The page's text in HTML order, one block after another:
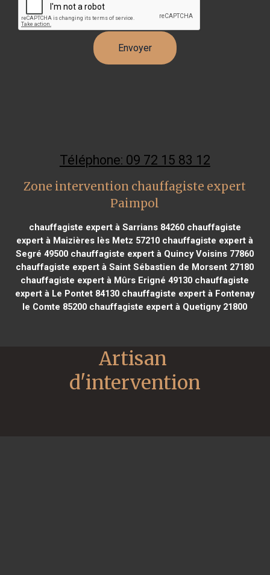
Téléphone: 09 72 15 83 12
Zone intervention chauffagiste expert
Paimpol
chauffagiste expert à Sarrians 84260chauffagiste
expert à Maizières lès Metz 57210 chauffagiste expert à
Segré 49500 chauffagiste expert à Quincy Voisins 77860
chauffagiste expert à Saint Sébastien de Morsent 27180
chauffagiste expert à Mûrs Erigné 49130 chauffagiste
expert à Le Pontet 84130 chauffagiste expert à Fontenay
le Comte 85200 chauffagiste expert à Quetigny 21800
Artisan
d'intervention